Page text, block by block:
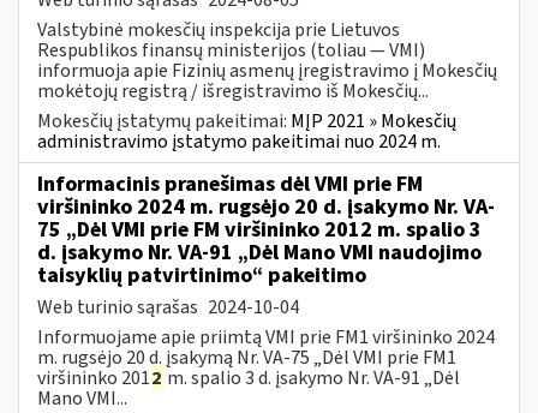
Valstybinė mokesčių inspekcija prie Lietuvos
Respublikos finansų ministerijos (toliau — VMI)
informuoja apie Fizinių asmenų įregistravimo į Mokesčių
mokėtojų registrą / išregistravimo iš Mokesčių...
Mokesčių įstatymų pakeitimai: MĮP 2021 » Mokesčių
administravimo įstatymo pakeitimai nuo 2024 m.
Informacinis pranešimas dėl VMI prie FM
viršininko 2024 m. rugsėjo 20 d. įsakymo Nr. VA-
75 „Dėl VMI prie FM viršininko 2012 m. spalio 3
d. įsakymo Nr. VA-91 „Dėl Mano VMI naudojimo
taisyklių patvirtinimo“ pakeitimo
Web turinio sąrašas 2024-10-04
Informuojame apie priimtą VMI prie FM1 viršininko 2024
m. rugsėjo 20 d. įsakymą Nr. VA-75 „Dėl VMI prie FM1
viršininko 2012 m. spalio 3 d. įsakymo Nr. VA-91 „Dėl
Mano VMI...